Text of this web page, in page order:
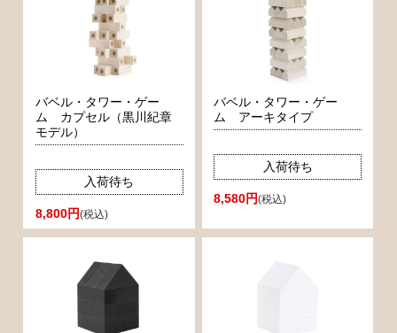
バベル・タワー・ゲー
ム カプセル（黒川紀章
モデル）
入荷待ち
8,800円(税込)
バベル・タワー・ゲー
ム アーキタイプ
入荷待ち
8,580円(税込)